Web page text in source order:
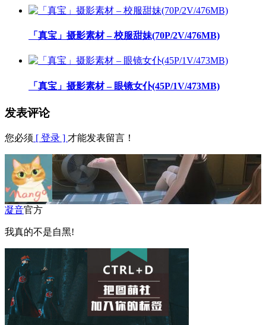
「真宝」摄影素材 – 校服甜妹(70P/2V/476MB)
「真宝」摄影素材 – 眼镜女仆(45P/1V/473MB)
发表评论
您必须 [ 登录 ] 才能发表留言！
凝音官方
我真的不是自黑!